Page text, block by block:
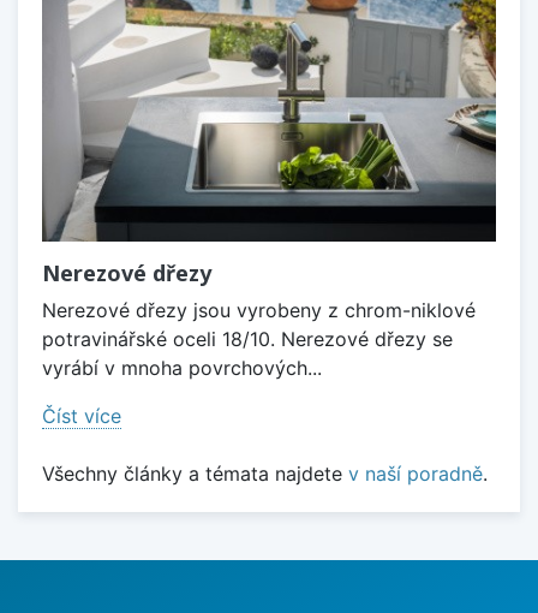
Nerezové dřezy
Nerezové dřezy jsou vyrobeny z chrom-niklové
potravinářské oceli 18/10. Nerezové dřezy se
vyrábí v mnoha povrchových...
Číst více
Všechny články a témata najdete v naší poradně.